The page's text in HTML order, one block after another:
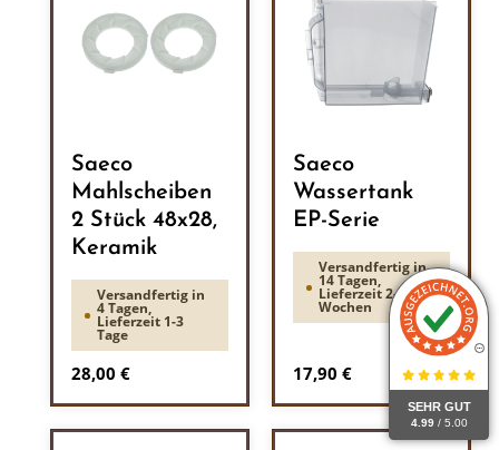
SEHR GUT
4.99 / 5.00
Saeco
Mahlscheiben
2 Stück 48x28,
Keramik
Versandfertig in
4 Tagen,
Lieferzeit 1-3
Tage
Regulärer Preis:
28,00 €
Saeco
Wassertank
EP-Serie
Versandfertig in
14 Tagen,
Lieferzeit 2-3
Wochen
Regulärer Preis:
17,90 €